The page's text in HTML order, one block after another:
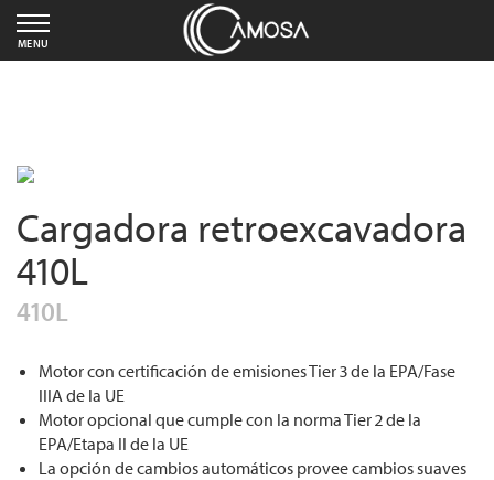
Cargadora retroexcavadora
410L
410L
Motor con certificación de emisiones Tier 3 de la EPA/Fase
IIIA de la UE
Motor opcional que cumple con la norma Tier 2 de la
EPA/Etapa II de la UE
La opción de cambios automáticos provee cambios suaves
MENU